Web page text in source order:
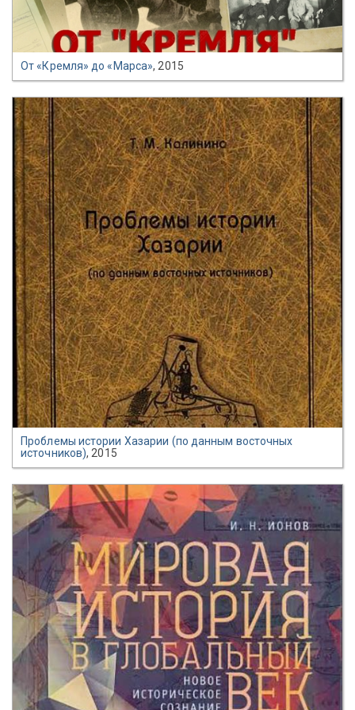
От «Кремля» до «Марса», 2015
Проблемы истории Хазарии (по данным восточных
источников), 2015